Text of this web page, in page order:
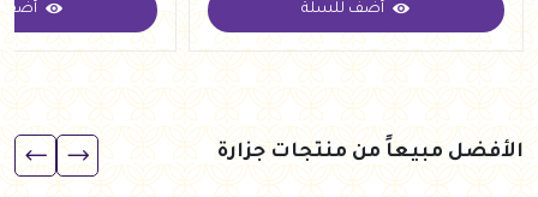
جنيه
أضف للسلة
جنيه
أضف
الأفضل مبيعاً من منتجات جزارة